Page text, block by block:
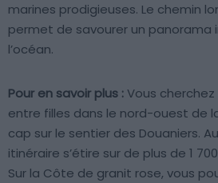
marines prodigieuses. Le chemin
permet de savourer un panorama
l’océan.
Pour en savoir plus :Vous
entre filles dans le nord-ouest de
cap sur le sentier des Douaniers.
itinéraire s’étire sur de plus de 1
Sur la Côte de granit rose, vous